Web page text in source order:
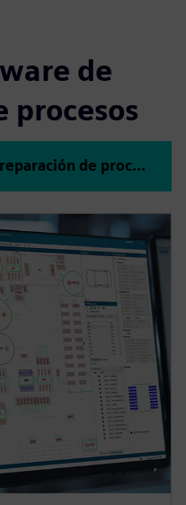
de
procesos
Consulte el software de preparación de procesos